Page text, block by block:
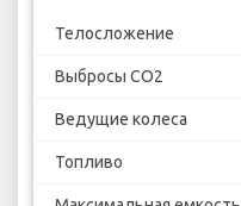
Телосложение
Выбросы CO2
Ведущие колеса
Топливо